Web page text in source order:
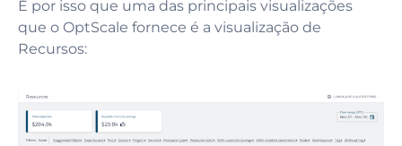
É por isso que uma das principais visualizações
que o OptScale fornece é a visualização de
Recursos: